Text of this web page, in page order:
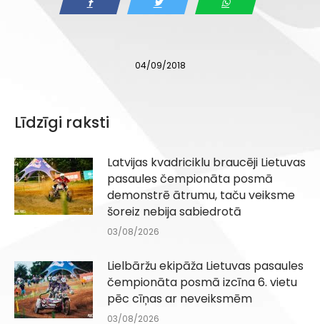
04/09/2018
Līdzīgi raksti
Latvijas kvadriciklu braucēji Lietuvas
pasaules čempionāta posmā
demonstrē ātrumu, taču veiksme
šoreiz nebija sabiedrotā
03/08/2026
Lielbāržu ekipāža Lietuvas pasaules
čempionāta posmā izcīna 6. vietu
pēc cīņas ar neveiksmēm
03/08/2026